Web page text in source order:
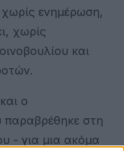
ενημέρωση,
χωρίς
και
ο
στη
- για μια ακόμα